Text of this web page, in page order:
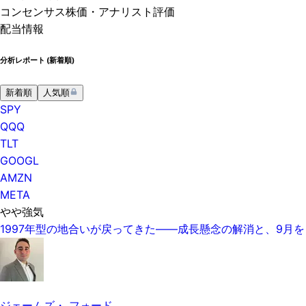
コンセンサス株価 ・アナリスト評価
配当情報
分析レポート (新着順)
新着順 人気順
SPY
QQQ
TLT
GOOGL
AMZN
META
やや強気
1997年型の地合いが戻ってきた——成長懸念の解消と、9月